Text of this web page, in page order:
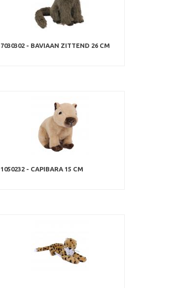
7030302 - BAVIAAN ZITTEND 26 CM
1050232 - CAPIBARA 15 CM